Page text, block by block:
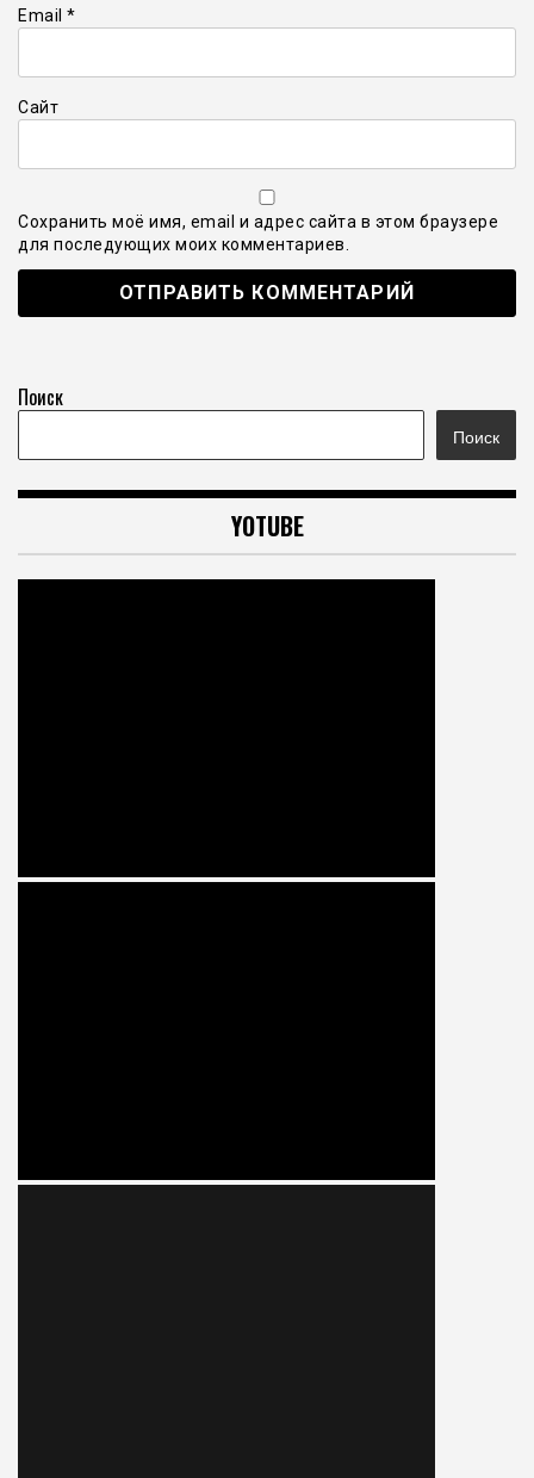
Email *
Сайт
Сохранить моё имя, email и адрес сайта в этом браузере
для последующих моих комментариев.
Поиск
Поиск
YOTUBE